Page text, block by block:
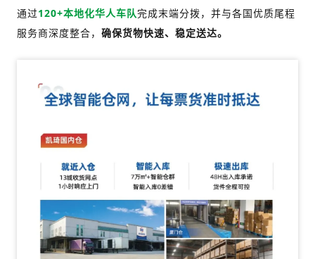
通过120+本地化华人车队完成末端分拨，并与各国优质尾程
服务商深度整合， 确保货物快速、稳定送达。